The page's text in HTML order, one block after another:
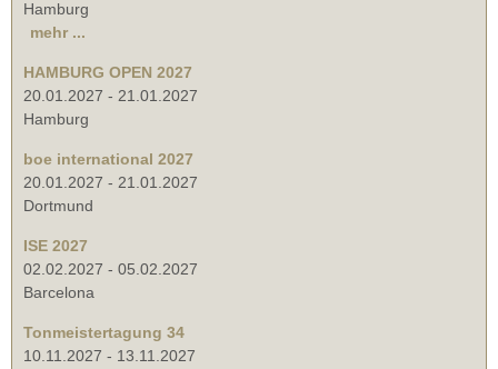
Hamburg
mehr ...
HAMBURG OPEN 2027
20.01.2027 - 21.01.2027
Hamburg
boe international 2027
20.01.2027 - 21.01.2027
Dortmund
ISE 2027
02.02.2027 - 05.02.2027
Barcelona
Tonmeistertagung 34
10.11.2027 - 13.11.2027